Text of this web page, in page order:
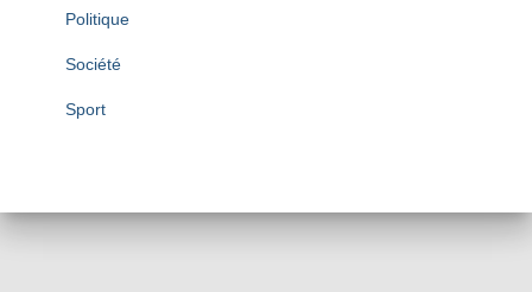
Politique
Société
Sport